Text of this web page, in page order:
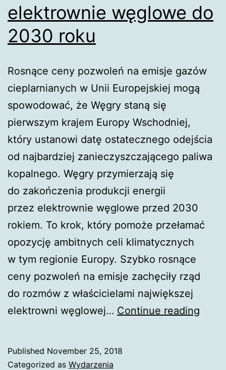
elektrownie węglowe do
2030 roku
Rosnące ceny pozwoleń na emisje gazów
cieplarnianych w Unii Europejskiej mogą
spowodować, że Węgry staną się
pierwszym krajem Europy Wschodniej,
który ustanowi datę ostatecznego odejścia
od najbardziej zanieczyszczającego paliwa
kopalnego. Węgry przymierzają się
do zakończenia produkcji energii
przez elektrownie węglowe przed 2030
rokiem. To krok, który pomoże przełamać
opozycję ambitnych celi klimatycznych
w tym regionie Europy. Szybko rosnące
ceny pozwoleń na emisje zachęciły rząd
do rozmów z właścicielami największej
elektrowni węglowej… Continue reading
Published November 25, 2018
Categorized as Wydarzenia